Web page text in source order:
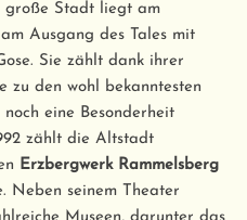
große Stadt liegt am
Ausgang des Tales mit
Sie zählt dank ihrer
zu den wohl bekanntesten
eine Besonderheit
zählt die Altstadt
Erzbergwerk Rammelsberg
Neben seinem Theater